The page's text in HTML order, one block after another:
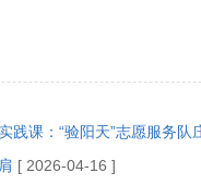
践课：“验阳天”志愿服务队
[ 2026-04-16 ]